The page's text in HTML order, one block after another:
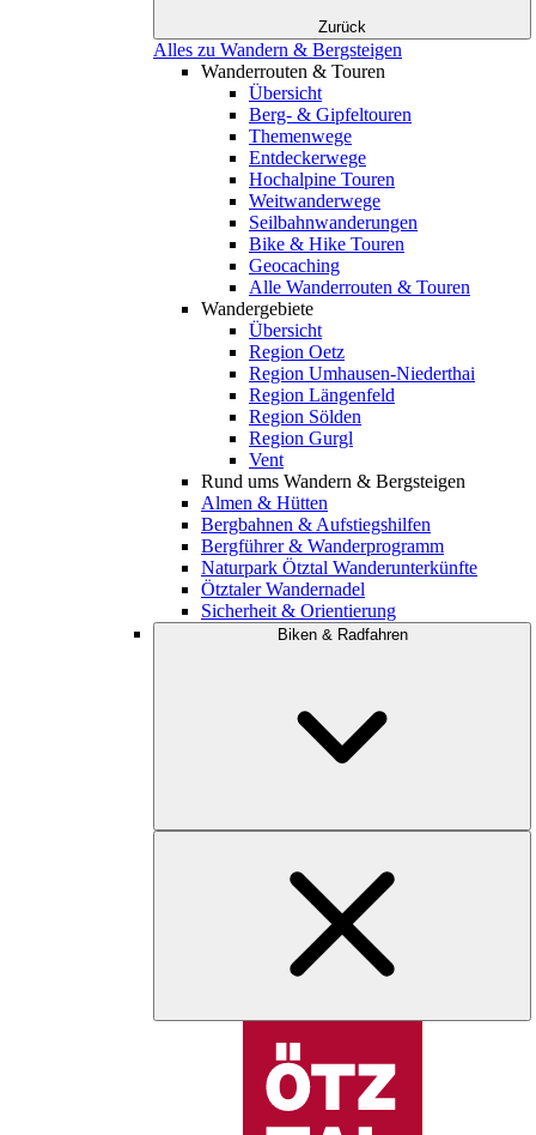
Zurück
Alles zu Wandern & Bergsteigen
Wanderrouten & Touren
Übersicht
Berg- & Gipfeltouren
Themenwege
Entdeckerwege
Hochalpine Touren
Weitwanderwege
Seilbahnwanderungen
Bike & Hike Touren
Geocaching
Alle Wanderrouten & Touren
Wandergebiete
Übersicht
Region Oetz
Region Umhausen-Niederthai
Region Längenfeld
Region Sölden
Region Gurgl
Vent
Rund ums Wandern & Bergsteigen
Almen & Hütten
Bergbahnen & Aufstiegshilfen
Bergführer & Wanderprogramm
Naturpark Ötztal Wanderunterkünfte
Ötztaler Wandernadel
Sicherheit & Orientierung
Biken & Radfahren